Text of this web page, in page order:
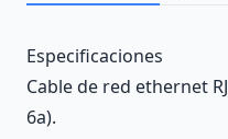
Description
Especificaciones
Cable de red ethernet
6a).